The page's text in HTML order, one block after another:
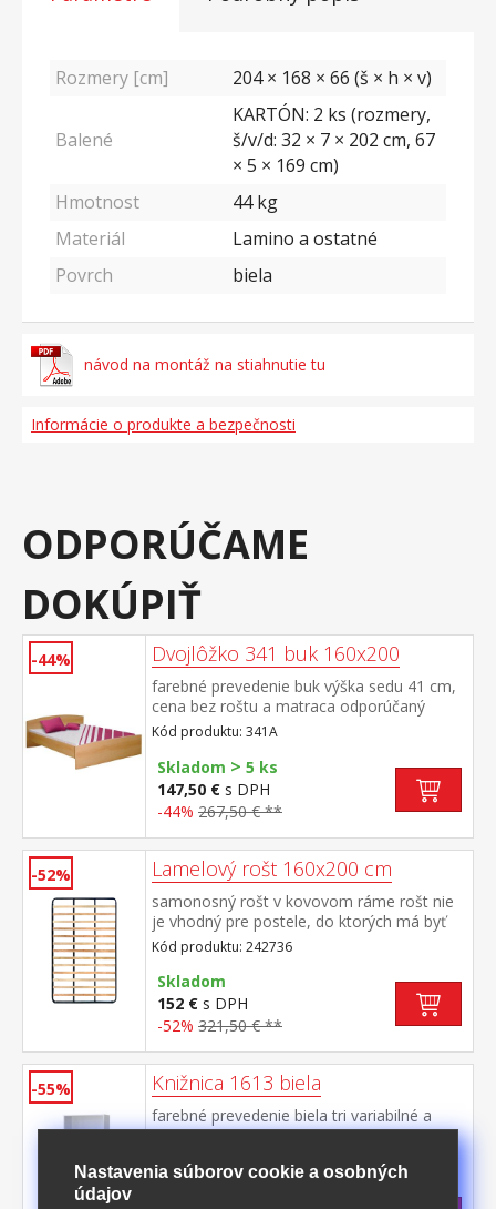
Rozmery [cm] 204 × 168 × 66 (š × h × v)
Balené
KARTÓN: 2 ks (rozmery,
š/v/d: 32 × 7 × 202 cm, 67
× 5 × 169 cm)
Hmotnost
44kg
Materiál
Lamino a ostatné
Povrch
biela
návod na montáž na stiahnutie tu
Informácie o produkte a bezpečnosti
ODPORÚČAME
DOKÚPIŤ
-44% Dvojlôžko 341 buk 160x200
farebné prevedenie buk výška sedu 41 cm,
cena bez roštu a matraca odporúčaný
rozmer matraca 160 × 200 cm alebo 2 kusy
80 × 200 cm a rošt R2 k dvojlôžku možné
dokúpiť úložný priestor 147A
Kód produktu: 341A
Skladom > 5 ks
147,50 € s DPH
-44% 267,50 € **
-52% Lamelový rošt 160x200 cm
samonosný rošt v kovovom ráme rošt nie
je vhodný pre postele, do ktorých má byť
použitý latkový rošt R2
Kód produktu: 242736
Skladom
152 € s DPH
-52% 321,50 € **
-55% Knižnica 1613 biela
farebné prevedenie biela tri variabilné a
jedna pevná polica
Kód produktu: 1613B
Nastavenia súborov cookie a osobných
údajov